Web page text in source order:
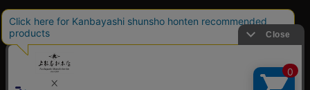
ご利用ガイドよくあるご質問お問い合わせ